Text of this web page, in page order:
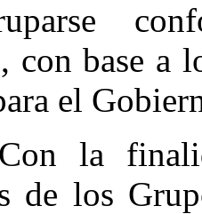
con base
el
Con la
de los